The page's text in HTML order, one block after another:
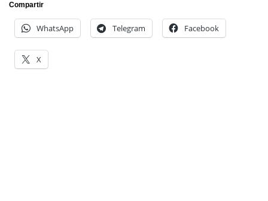
Compartir
WhatsApp Telegram Facebook
X